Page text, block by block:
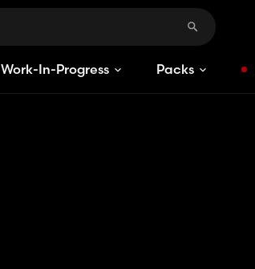
Work-In-Progress Packs